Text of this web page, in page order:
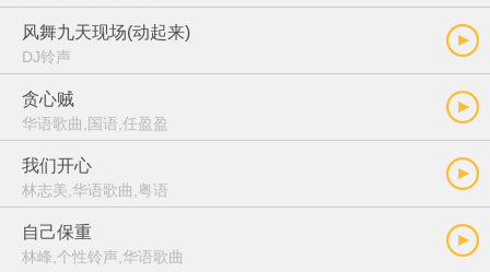
风舞九天现场(动起来)
DJ铃声
贪心贼
华语歌曲,国语,任盈盈
我们开心
林志美,华语歌曲,粤语
自己保重
林峰,个性铃声,华语歌曲